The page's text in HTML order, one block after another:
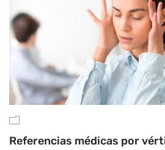
Referencias médicas por